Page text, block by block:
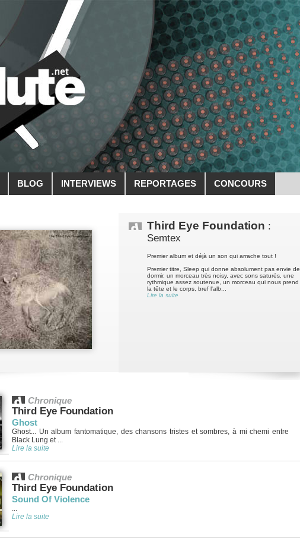
BLOG INTERVIEWS REPORTAGES CONCOURS
Third Eye Foundation :
Semtex
Premier album et déjà un son qui arrache tout !
Premier titre, Sleep qui donne absolument pas envie de
dormir, un morceau très noisy, avec sons saturés, une
rythmique assez soutenue, un morceau qui nous prend
la tête et le corps, bref l'alb...
Lire la suite
Chronique
Third Eye Foundation
Ghost
Ghost... Un album fantomatique, des chansons tristes et sombres, à mi chemi entre
Black Lung et ...
Lire la suite
Chronique
Third Eye Foundation
Sound Of Violence
...
Lire la suite